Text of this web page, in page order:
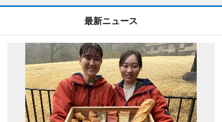
最新ニュース